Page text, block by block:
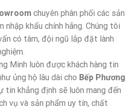
chuyên phân phối các sản
nhập khẩu chính hãng. Chúng tôi
có tâm, đội ngũ lắp đặt lành
Minh luôn được khách hàng tin
ủng hộ lâu dài cho Bếp Phương
tin khẳng định sẽ luôn mang đến
vụ và sản phẩm uy tín, chất